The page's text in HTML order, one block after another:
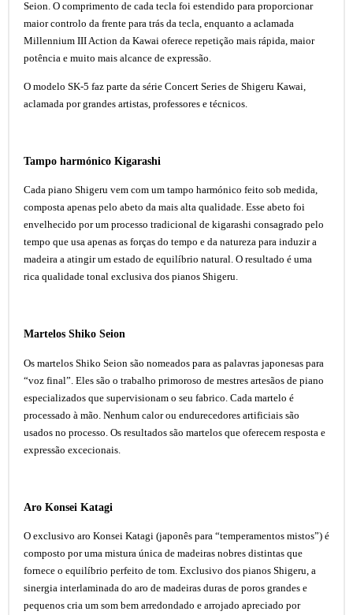
Seion. O comprimento de cada tecla foi estendido para proporcionar
maior controlo da frente para trás da tecla, enquanto a aclamada
Millennium III Action da Kawai oferece repetição mais rápida, maior
potência e muito mais alcance de expressão.
O modelo SK-5 faz parte da série Concert Series de Shigeru Kawai,
aclamada por grandes artistas, professores e técnicos.
Tampo harmónico Kigarashi
Cada piano Shigeru vem com um tampo harmónico feito sob medida,
composta apenas pelo abeto da mais alta qualidade. Esse abeto foi
envelhecido por um processo tradicional de kigarashi consagrado pelo
tempo que usa apenas as forças do tempo e da natureza para induzir a
madeira a atingir um estado de equilíbrio natural. O resultado é uma
rica qualidade tonal exclusiva dos pianos Shigeru.
Martelos Shiko Seion
Os martelos Shiko Seion são nomeados para as palavras japonesas para
“voz final”. Eles são o trabalho primoroso de mestres artesãos de piano
especializados que supervisionam o seu fabrico. Cada martelo é
processado à mão. Nenhum calor ou endurecedores artificiais são
usados ​​no processo. Os resultados são martelos que oferecem resposta e
expressão excecionais.
Aro Konsei Katagi
O exclusivo aro Konsei Katagi (japonês para “temperamentos mistos”) é
composto por uma mistura única de madeiras nobres distintas que
fornece o equilíbrio perfeito de tom. Exclusivo dos pianos Shigeru, a
sinergia interlaminada do aro de madeiras duras de poros grandes e
pequenos cria um som bem arredondado e arrojado apreciado por